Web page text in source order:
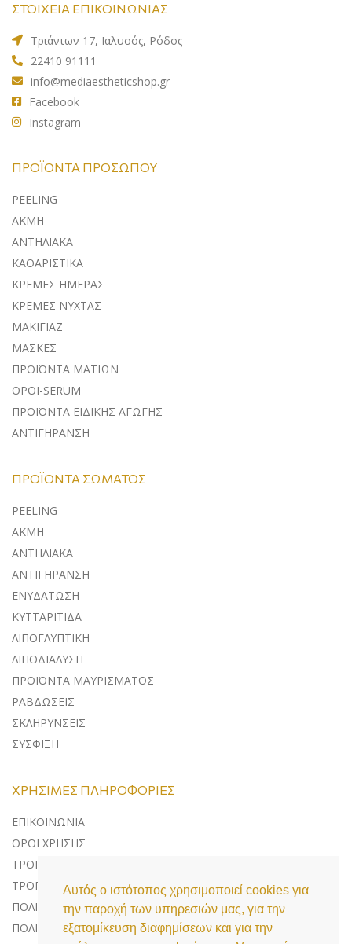
Αυτός ο ιστότοπος χρησιμοποιεί cookies για
την παροχή των υπηρεσιών μας, για την
εξατομίκευση διαφημίσεων και για την
ΣΤΟΙΧΕΙΑ ΕΠΙΚΟΙΝΩΝΙΑΣ
Τριάντων 17, Ιαλυσός, Ρόδος
22410 91111
info@mediaestheticshop.gr
Facebook
Instagram
ΠΡΟΪΌΝΤΑ ΠΡΟΣΏΠΟΥ
PEELING
ΑΚΜΗ
ΑΝΤΗΛΙΑΚA
ΚΑΘΑΡΙΣΤΙΚΑ
ΚΡΕΜΕΣ ΗΜΕΡΑΣ
ΚΡΕΜΕΣ ΝΥΧΤΑΣ
ΜΑΚΙΓΙΑΖ
ΜΑΣΚΕΣ
ΠΡΟΪΟΝΤΑ ΜΑΤΙΩΝ
ΟΡΟΙ-SERUM
ΠΡΟΪΟΝΤΑ ΕΙΔΙΚΗΣ ΑΓΩΓΗΣ
ΑΝΤΙΓΗΡΑΝΣΗ
ΠΡΟΪΌΝΤΑ ΣΏΜΑΤΟΣ
PEELING
ΑΚΜΗ
ΑΝΤΗΛΙΑΚΑ
ΑΝΤΙΓΗΡΑΝΣΗ
ΕΝΥΔΑΤΩΣΗ
ΚΥΤΤΑΡΙΤΙΔΑ
ΛΙΠΟΓΛΥΠΤΙΚΗ
ΛΙΠΟΔΙΑΛΥΣΗ
ΠΡΟΪΟΝΤΑ ΜΑΥΡΙΣΜΑΤΟΣ
ΡΑΒΔΩΣΕΙΣ
ΣΚΛΗΡΥΝΣΕΙΣ
ΣΥΣΦΙΞΗ
ΧΡΉΣΙΜΕΣ ΠΛΗΡΟΦΟΡΊΕΣ
ΕΠΙΚΟΙΝΩΝΊΑ
ΌΡΟΙ ΧΡΉΣΗΣ
ΤΡΌΠΟΙ ΠΛΗΡΩΜΉΣ
ΤΡΌΠΟΙ ΑΠΟΣΤΟΛΉΣ
ΠΟΛΙΤΙΚΉ ΕΠΙΣΤΡΟΦΏΝ
ΠΟΛΙΤΙΚΉ ΠΡΟΣΤΑΣΊΑΣ ΔΕΔΟΜΈΝΩΝ